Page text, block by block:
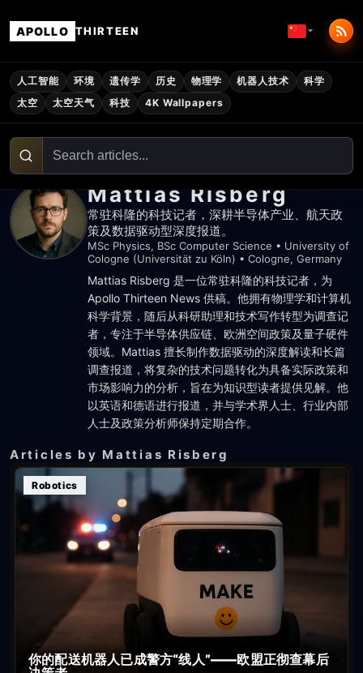
APOLLO THIRTEEN
人工智能 环境 遗传学 历史 物理学 机器人技术
科学
太空
太空天气 科技 4K Wallpapers
Mattias Risberg
常驻科隆的科技记者，深耕半导体产业、航天政
策及数据驱动型深度报道。
MSc Physics, BSc Computer Science • University of
Cologne (Universität zu Köln) • Cologne, Germany
Mattias Risberg 是一位常驻科隆的科技记者，为
Apollo Thirteen News 供稿。他拥有物理学和计算机
科学背景，随后从科研助理和技术写作转型为调查记
者，专注于半导体供应链、欧洲空间政策及量子硬件
领域。Mattias 擅长制作数据驱动的深度解读和长篇
调查报道，将复杂的技术问题转化为具备实际政策和
市场影响力的分析，旨在为知识型读者提供见解。他
以英语和德语进行报道，并与学术界人士、行业内部
人士及政策分析师保持定期合作。
Articles by Mattias Risberg
Robotics
你的配送机器人已成警方“线人”——欧盟正彻查幕后